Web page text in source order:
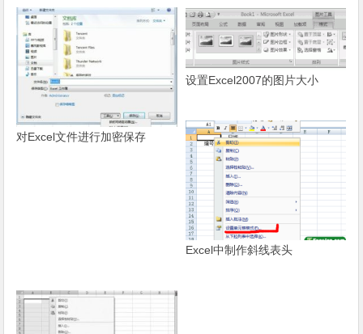
对Excel文件进行加密保存
设置Excel2007的图片大小
Excel中制作斜线表头